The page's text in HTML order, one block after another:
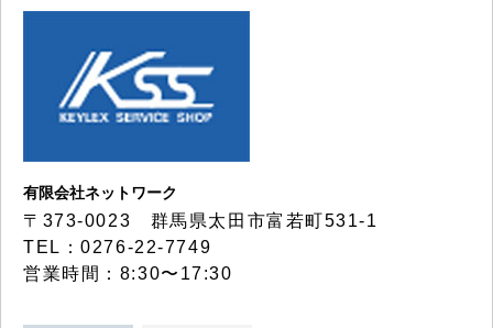
有限会社ネットワーク
〒373-0023 群馬県太田市富若町531-1
TEL：0276-22-7749
営業時間：8:30〜17:30